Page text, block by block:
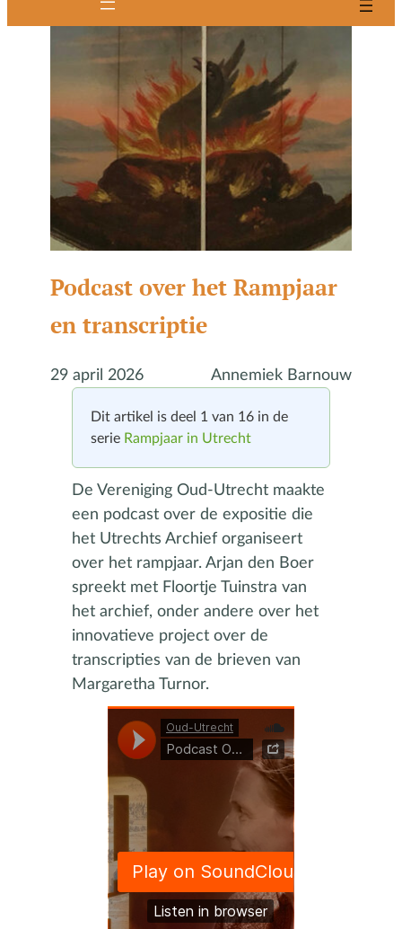
Podcast over het Rampjaar
en transcriptie
29 april 2026 Annemiek Barnouw
Dit artikel is deel 1 van 16 in de
serie Rampjaar in Utrecht
De Vereniging Oud-Utrecht maakte
een podcast over de expositie die
het Utrechts Archief organiseert
over het rampjaar. Arjan den Boer
spreekt met Floortje Tuinstra van
het archief, onder andere over het
innovatieve project over de
transcripties van de brieven van
Margaretha Turnor.